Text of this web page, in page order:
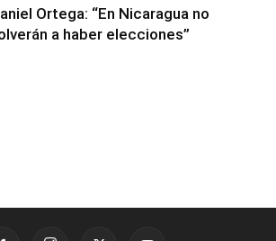
Ortega: “En Nicaragua no
a haber elecciones”